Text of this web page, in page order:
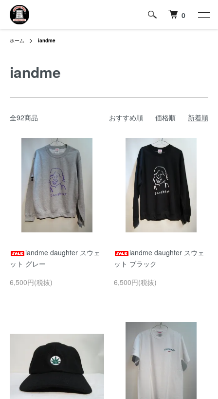
0
ホーム iandme
iandme
全92商品 おすすめ順 価格順 新着順
iandme daughter スウェ
ット グレー
6,500円(税抜)
iandme daughter スウェ
ット ブラック
6,500円(税抜)